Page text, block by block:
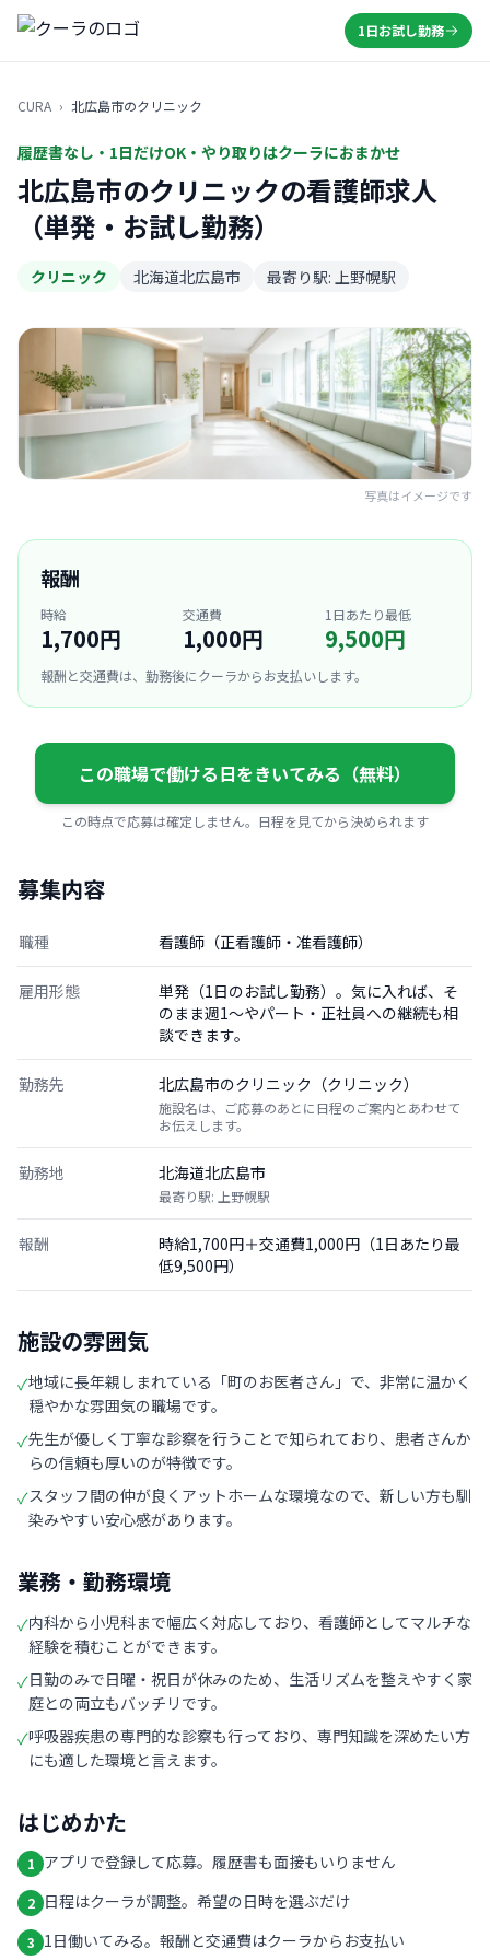
1日お試し勤務
CURA › 北広島市のクリニック
履歴書なし・1日だけOK・やり取りはクーラにおまかせ
北広島市のクリニックの看護師求人
（単発・お試し勤務）
クリニック 北海道北広島市 最寄り駅: 上野幌駅
写真はイメージです
報酬
時給
1,700円
交通費
1,000円
1日あたり最低
9,500円
報酬と交通費は、勤務後にクーラからお支払いします。
この職場で働ける日をきいてみる（無料）
この時点で応募は確定しません。日程を見てから決められます
募集内容
職種 看護師（正看護師・准看護師）
雇用形態
単発（1日のお試し勤務）。気に入れば、そ
のまま週1〜やパート・正社員への継続も相
談できます。
勤務先 北広島市のクリニック（クリニック）
施設名は、ご応募のあとに日程のご案内とあわせて
お伝えします。
勤務地 北海道北広島市
最寄り駅: 上野幌駅
報酬
時給1,700円＋交通費1,000円（1日あたり最
低9,500円）
施設の雰囲気
✓地域に長年親しまれている「町のお医者さん」で、非常に温かく
穏やかな雰囲気の職場です。
✓先生が優しく丁寧な診察を行うことで知られており、患者さんか
らの信頼も厚いのが特徴です。
✓スタッフ間の仲が良くアットホームな環境なので、新しい方も馴
染みやすい安心感があります。
業務・勤務環境
✓内科から小児科まで幅広く対応しており、看護師としてマルチな
経験を積むことができます。
✓日勤のみで日曜・祝日が休みのため、生活リズムを整えやすく家
庭との両立もバッチリです。
✓呼吸器疾患の専門的な診察も行っており、専門知識を深めたい方
にも適した環境と言えます。
はじめかた
1 アプリで登録して応募。履歴書も面接もいりません
2 日程はクーラが調整。希望の日時を選ぶだけ
3 1日働いてみる。報酬と交通費はクーラからお支払い